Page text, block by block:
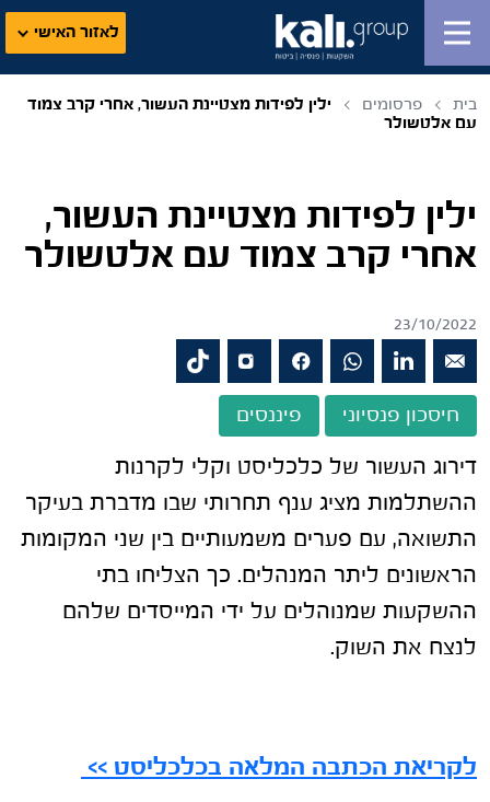
לאזור האישי
בית פרסומים
ילין לפידות מצטיינת העשור, אחרי קרב צמוד
עם אלטשולר
ילין לפידות מצטיינת העשור,
אחרי קרב צמוד עם אלטשולר
23/10/2022
חיסכון פנסיוני פיננסים
דירוג העשור של כלכליסט וקלי לקרנות
ההשתלמות מציג ענף תחרותי שבו מדברת בעיקר
התשואה, עם פערים משמעותיים בין שני המקומות
הראשונים ליתר המנהלים. כך הצליחו בתי
ההשקעות שמנוהלים על ידי המייסדים שלהם
לנצח את השוק.
לקריאת הכתבה המלאה בכלכליסט >>